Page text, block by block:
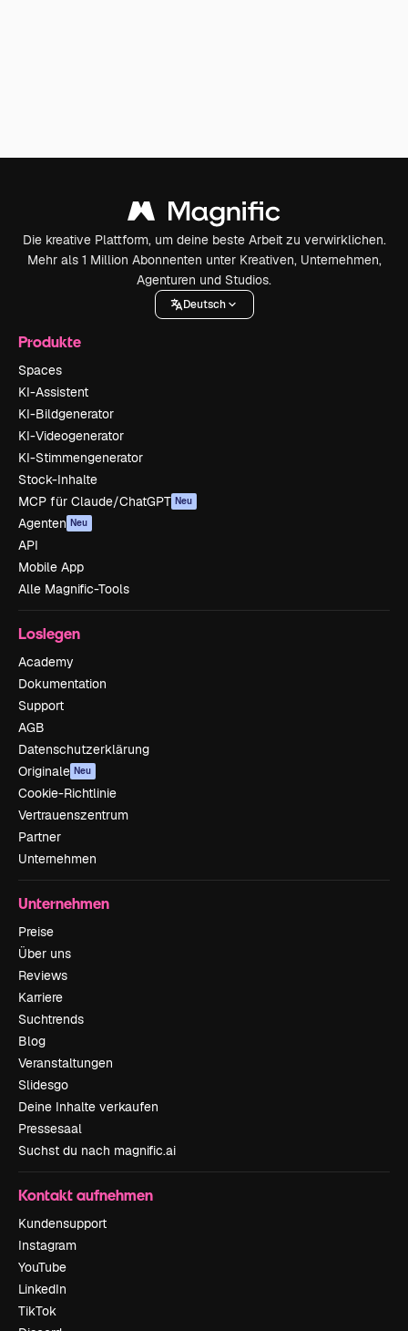
Die kreative Plattform, um deine beste Arbeit zu verwirklichen.
Mehr als 1 Million Abonnenten unter Kreativen, Unternehmen,
Agenturen und Studios.
Deutsch
Produkte
Spaces
KI-Assistent
KI-Bildgenerator
KI-Videogenerator
KI-Stimmengenerator
Stock-Inhalte
MCP für Claude/ChatGPT Neu
Agenten Neu
API
Mobile App
Alle Magnific-Tools
Loslegen
Academy
Dokumentation
Support
AGB
Datenschutzerklärung
Originale Neu
Cookie-Richtlinie
Vertrauenszentrum
Partner
Unternehmen
Unternehmen
Preise
Über uns
Reviews
Karriere
Suchtrends
Blog
Veranstaltungen
Slidesgo
Deine Inhalte verkaufen
Pressesaal
Suchst du nach magnific.ai
Kontakt aufnehmen
Kundensupport
Instagram
YouTube
LinkedIn
TikTok